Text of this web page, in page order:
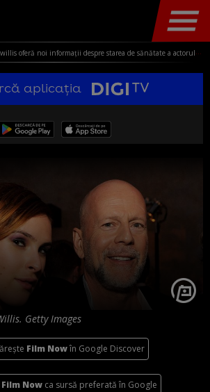
informații despre starea de sănătate a actorului. „sunt atât de recunoscătoare că pot merge să-l văd”
aplicația
Getty Images
Film Nowîn Google Discover
Film Now ca sursă preferată în Google